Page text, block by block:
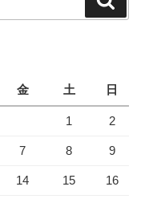
金 土 日
1 2
7 8 9
14 15 16